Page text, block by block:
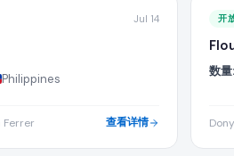
家寻找您的产品时提升您赢得采购
部分。
Jul 14
Philippines
Ferrer 查看详情
开
数量: